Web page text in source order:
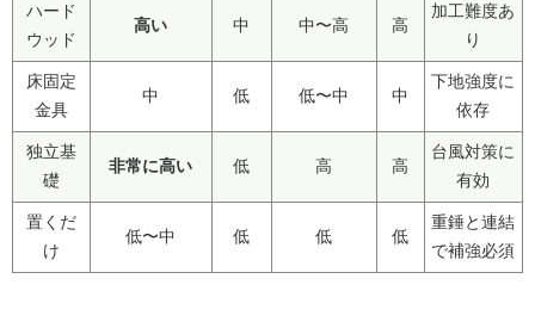
ハード
ウッド
高い 中 中〜高 高
加工難度あ
り
床固定
金具
中 低 低〜中 中
下地強度に
依存
独立基
礎
非常に高い 低 高 高
台風対策に
有効
置くだ
け
低〜中 低 低 低
重錘と連結
で補強必須